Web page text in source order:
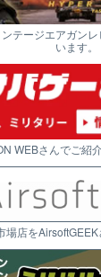
テージエアガン
います。
WEBさんでご紹
場店を